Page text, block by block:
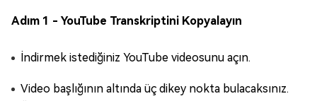
Adım 1 - YouTube Transkriptini Kopyalayın
İndirmek istediğiniz YouTube videosunu açın.
Video başlığının altında üç dikey nokta bulacaksınız.